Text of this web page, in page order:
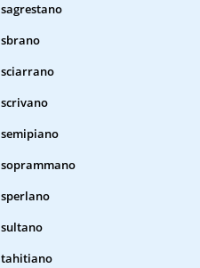
sagrestano
sbrano
sciarrano
scrivano
semipiano
soprammano
sperlano
sultano
tahitiano